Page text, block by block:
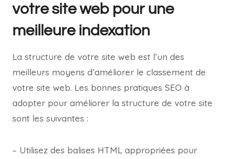
votre site web pour une
meilleure indexation
La structure de votre site web est l’un des
meilleurs moyens d’améliorer le classement de
votre site web. Les bonnes pratiques SEO à
adopter pour améliorer la structure de votre site
sont les suivantes :
– Utilisez des balises HTML appropriées pour